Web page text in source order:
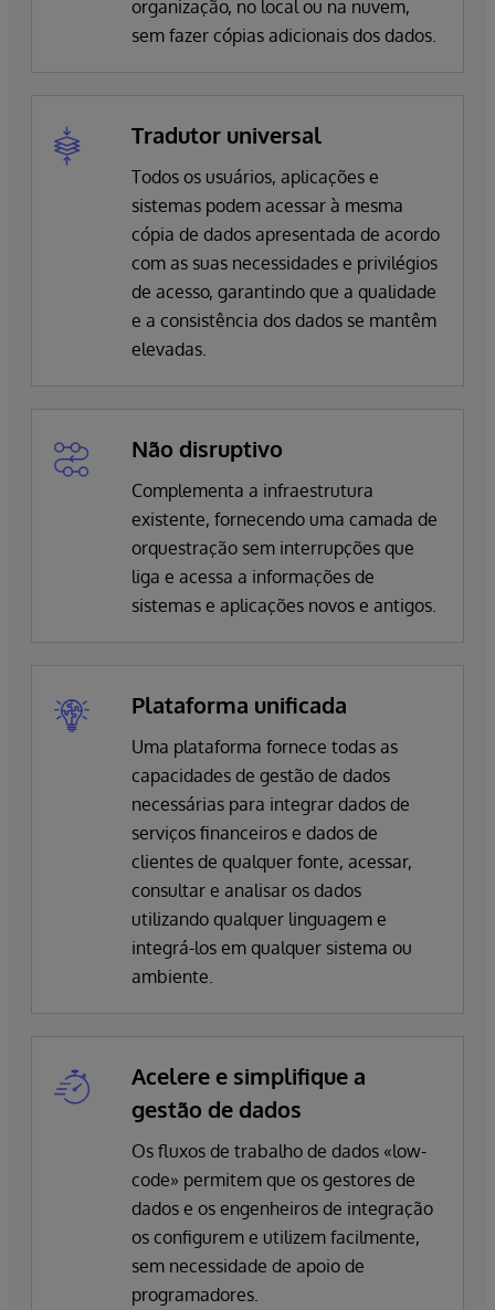
organização, no local ou na nuvem,
sem fazer cópias adicionais dos dados.
Tradutor universal
Todos os usuários, aplicações e
sistemas podem acessar à mesma
cópia de dados apresentada de acordo
com as suas necessidades e privilégios
de acesso, garantindo que a qualidade
e a consistência dos dados se mantêm
elevadas.
Não disruptivo
Complementa a infraestrutura
existente, fornecendo uma camada de
orquestração sem interrupções que
liga e acessa a informações de
sistemas e aplicações novos e antigos.
Plataforma unificada
Uma plataforma fornece todas as
capacidades de gestão de dados
necessárias para integrar dados de
serviços financeiros e dados de
clientes de qualquer fonte, acessar,
consultar e analisar os dados
utilizando qualquer linguagem e
integrá-los em qualquer sistema ou
ambiente.
Acelere e simplifique a
gestão de dados
Os fluxos de trabalho de dados «low-
code» permitem que os gestores de
dados e os engenheiros de integração
os configurem e utilizem facilmente,
sem necessidade de apoio de
programadores.